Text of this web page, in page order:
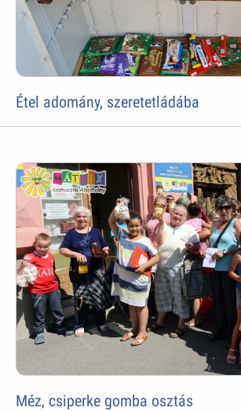
Étel adomány, szeretetládába
Méz, csiperke gomba osztás